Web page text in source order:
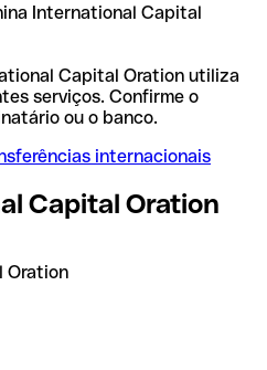
International Capital
Capital Oration utiliza
serviços. Confirme o
ou o banco.
internacionais
Capital Oration
Oration